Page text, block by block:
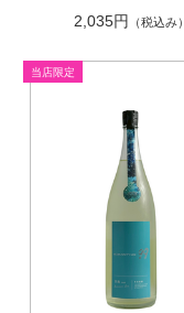
2,035円
（税込み）